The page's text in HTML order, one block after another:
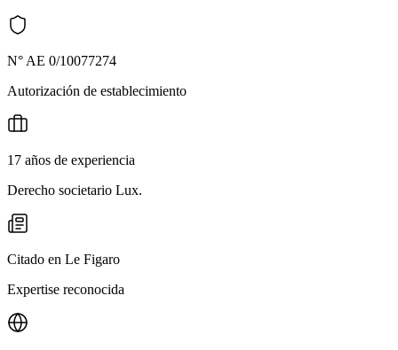
N° AE 0/10077274
Autorización de establecimiento
17 años de experiencia
Derecho societario Lux.
Citado en Le Figaro
Expertise reconocida